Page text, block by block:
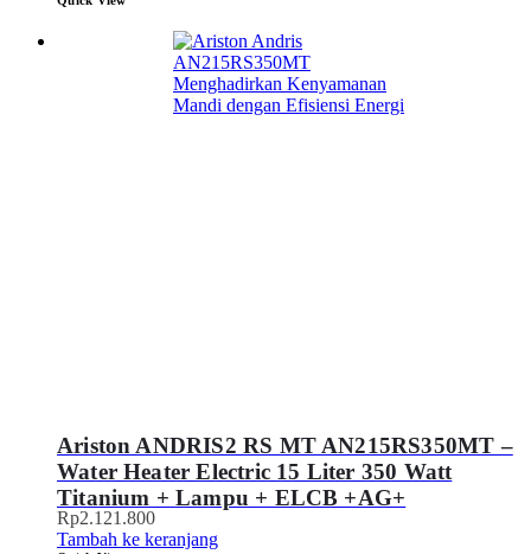
Ariston ANDRIS2 RS MT AN215RS350MT –
Water Heater Electric 15 Liter 350 Watt
Titanium + Lampu + ELCB +AG+
Rp2.121.800
Tambah ke keranjang